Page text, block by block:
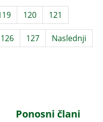
120 121
126 127 Naslednji
Ponosni člani